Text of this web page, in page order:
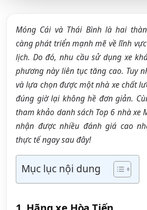
Móng Cái và Thái Bình là hai
càng phát triển mạnh mẽ về lĩnh
lịch. Do đó, nhu cầu sử dụng xe
phương này liên tục tăng cao. Tuy
và lựa chọn được một nhà xe chất
đúng giờ lại không hề đơn giản.
tham khảo danh sách Top 6 nhà xe
nhận được nhiều đánh giá cao
thực tế ngay sau đây!
Mục lục nội dung